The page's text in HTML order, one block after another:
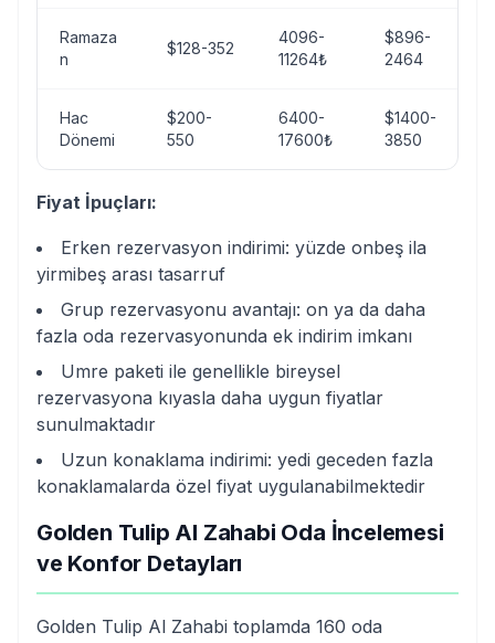
Ramaza
n
$128-352
4096-
11264₺
$896-
2464
Hac
Dönemi
$200-
550
6400-
17600₺
$1400-
3850
Fiyat İpuçları:
Erken rezervasyon indirimi: yüzde onbeş ila
yirmibeş arası tasarruf
Grup rezervasyonu avantajı: on ya da daha
fazla oda rezervasyonunda ek indirim imkanı
Umre paketi ile genellikle bireysel
rezervasyona kıyasla daha uygun fiyatlar
sunulmaktadır
Uzun konaklama indirimi: yedi geceden fazla
konaklamalarda özel fiyat uygulanabilmektedir
Golden Tulip Al Zahabi Oda İncelemesi
ve Konfor Detayları
Golden Tulip Al Zahabi toplamda 160 oda